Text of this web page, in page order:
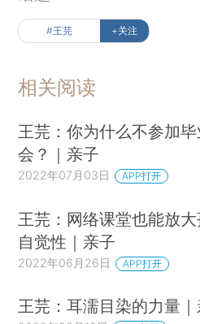
#王芫 +关注
相关阅读
王芫：你为什么不参加
会？｜亲子
2022年07月03日 APP打开
王芫：网络课堂也能放
自觉性｜亲子
2022年06月26日 APP打开
王芫：耳濡目染的力量